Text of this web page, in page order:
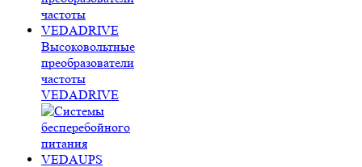
Высоковольтные
преобразователи
частоты
VEDADRIVE